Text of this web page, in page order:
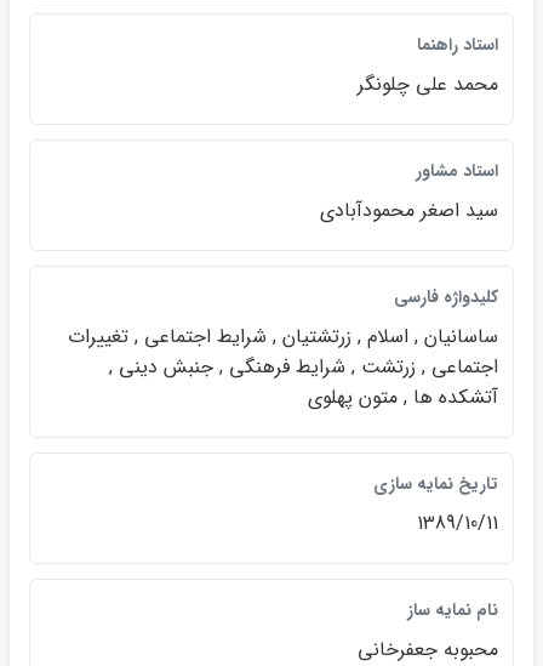
استاد راهنما
محمد علي چلونگر
استاد مشاور
سيد اصغر محمودآبادي
كليدواژه فارسي
ساسانيان , اسلام , زرتشتيان , شرايط اجتماعي , تغييرات
اجتماعي , زرتشت , شرايط فرهنگي , جنبش ديني ,
آتشكده ها , متون پهلوي
تاريخ نمايه سازي
1389/10/11
نام نمايه ساز
محبوبه جعفرخاني